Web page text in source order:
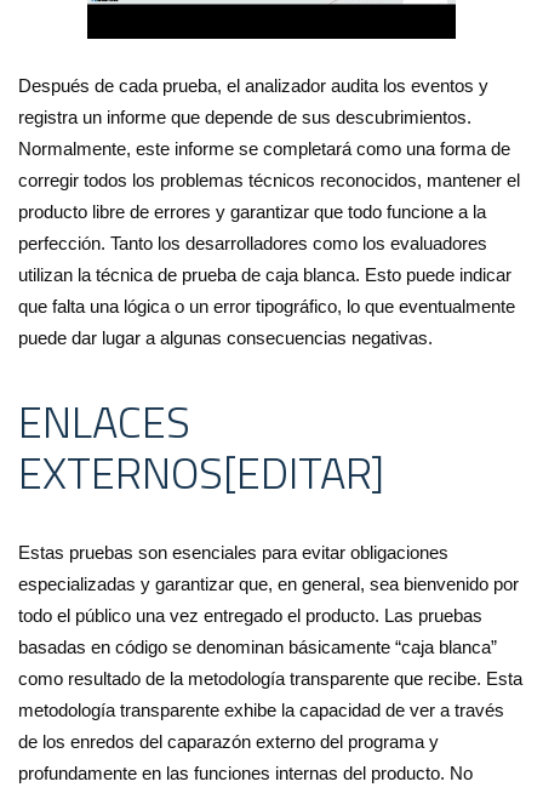
Después de cada prueba, el analizador audita los eventos y
registra un informe que depende de sus descubrimientos.
Normalmente, este informe se completará como una forma de
corregir todos los problemas técnicos reconocidos, mantener el
producto libre de errores y garantizar que todo funcione a la
perfección. Tanto los desarrolladores como los evaluadores
utilizan la técnica de prueba de caja blanca. Esto puede indicar
que falta una lógica o un error tipográfico, lo que eventualmente
puede dar lugar a algunas consecuencias negativas.
ENLACES
EXTERNOS[EDITAR]
Estas pruebas son esenciales para evitar obligaciones
especializadas y garantizar que, en general, sea bienvenido por
todo el público una vez entregado el producto. Las pruebas
basadas en código se denominan básicamente “caja blanca”
como resultado de la metodología transparente que recibe. Esta
metodología transparente exhibe la capacidad de ver a través
de los enredos del caparazón externo del programa y
profundamente en las funciones internas del producto. No